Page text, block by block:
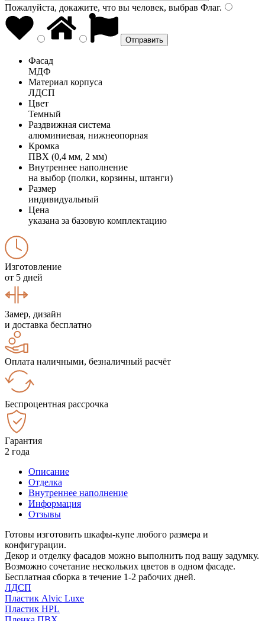
Пожалуйста, докажите, что вы человек, выбрав Флаг.
Фасад
МДФ
Материал корпуса
ЛДСП
Цвет
Темный
Раздвижная система
алюминиевая, нижнеопорная
Кромка
ПВХ (0,4 мм, 2 мм)
Внутреннее наполнение
на выбор (полки, корзины, штанги)
Размер
индивидуальный
Цена
указана за базовую комплектацию
Изготовление
от 5 дней
Замер, дизайн
и доставка бесплатно
Оплата наличными, безналичный расчёт
Беспроцентная рассрочка
Гарантия
2 года
Описание
Отделка
Внутреннее наполнение
Информация
Отзывы
Готовы изготовить шкафы-купе любого размера и
конфигурации.
Декор и отделку фасадов можно выполнить под вашу задумку.
Возможно сочетание нескольких цветов в одном фасаде.
Бесплатная сборка в течение 1-2 рабочих дней.
ЛДСП
Пластик Alvic Luxe
Пластик HPL